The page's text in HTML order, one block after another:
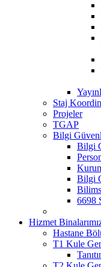
Staj
Projeler
TGAP
Bilgi
Bilgi
Bilgi
6698
Hizmet
Hastane
T1 Kule